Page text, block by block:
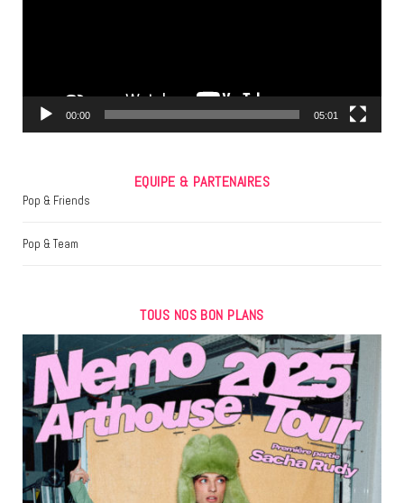
m
00:00 05:01
EQUIPE & PARTENAIRES
Pop & Friends
Pop & Team
TOUS NOS BON PLANS